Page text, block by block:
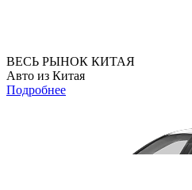
ВЕСЬ РЫНОК КИТАЯ
Авто из Китая
Подробнее